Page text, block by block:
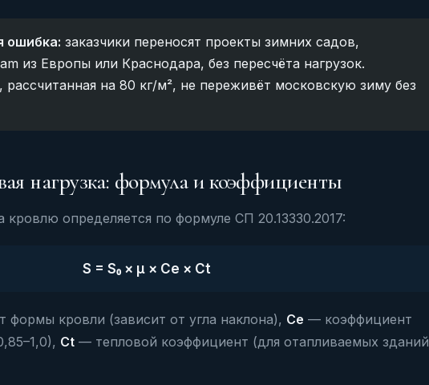
ошибка: заказчики переносят проекты зимних садов,
из Европы или Краснодара, без пересчёта нагрузок.
рассчитанная на 80 кг/м², не переживёт московскую зиму без
нагрузка: формула и коэффициенты
кровлю определяется по формуле СП 20.13330.2017:
S = S₀ × µ × Ce × Ct
кровли (зависит от угла наклона), Ce — коэффициент
Ct — тепловой коэффициент (для отапливаемых зданий